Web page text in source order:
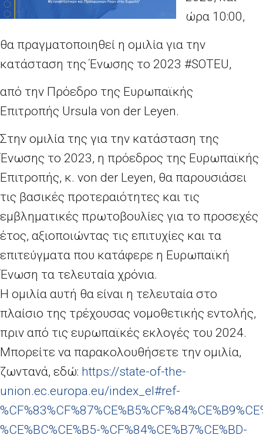
ώρα 10:00,
θα πραγματοποιηθεί η ομιλία για την
κατάσταση της Ένωσης το 2023 #SOTEU,
από την Πρόεδρο της Ευρωπαϊκής
Επιτροπής Ursula von der Leyen.
Στην ομιλία της για την κατάσταση της
Ένωσης το 2023, η πρόεδρος της Ευρωπαϊκής
Επιτροπής, κ. von der Leyen, θα παρουσιάσει
τις βασικές προτεραιότητες και τις
εμβληματικές πρωτοβουλίες για το προσεχές
έτος, αξιοποιώντας τις επιτυχίες και τα
επιτεύγματα που κατάφερε η Ευρωπαϊκή
Ένωση τα τελευταία χρόνια.
Η ομιλία αυτή θα είναι η τελευταία στο
πλαίσιο της τρέχουσας νομοθετικής εντολής,
πριν από τις ευρωπαϊκές εκλογές του 2024.
Μπορείτε να παρακολουθήσετε την ομιλία,
ζωντανά, εδώ: https://state-of-the-
union.ec.europa.eu/index_el#ref-
%CE%BC%CE%B5-%CF%84%CE%B7%CE%BD-